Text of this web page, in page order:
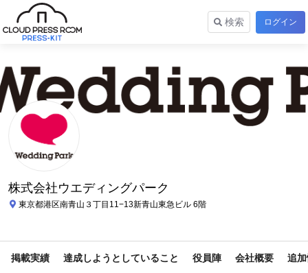
検索 ログイン
株式会社ウエディングパーク
東京都港区南青山３丁目11−13新青山東急ビル 6階
掲載実績 達成しようとしていること 役員陣 会社概要 追